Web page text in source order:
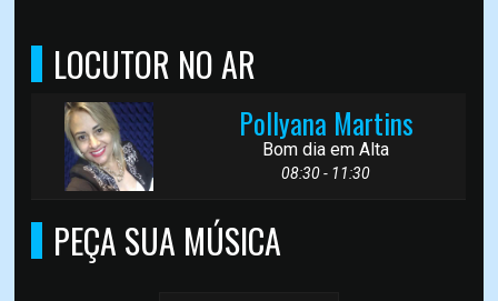
LOCUTOR NO AR
Pollyana Martins
Bom dia em Alta
08:30 - 11:30
PEÇA SUA MÚSICA